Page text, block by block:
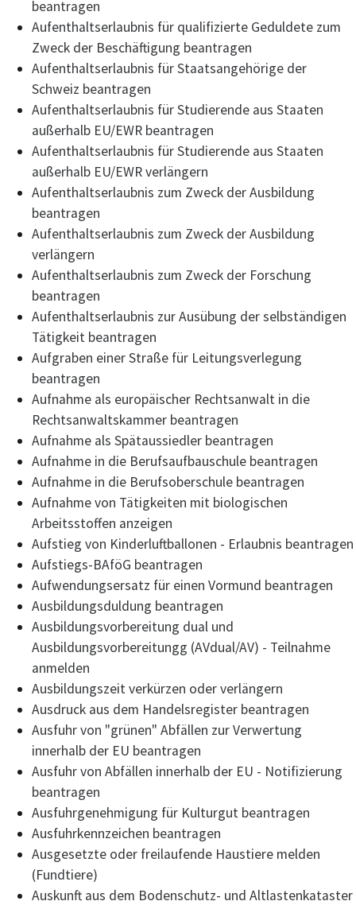
beantragen
Aufenthaltserlaubnis für qualifizierte Geduldete zum
Zweck der Beschäftigung beantragen
Aufenthaltserlaubnis für Staatsangehörige der
Schweiz beantragen
Aufenthaltserlaubnis für Studierende aus Staaten
außerhalb EU/EWR beantragen
Aufenthaltserlaubnis für Studierende aus Staaten
außerhalb EU/EWR verlängern
Aufenthaltserlaubnis zum Zweck der Ausbildung
beantragen
Aufenthaltserlaubnis zum Zweck der Ausbildung
verlängern
Aufenthaltserlaubnis zum Zweck der Forschung
beantragen
Aufenthaltserlaubnis zur Ausübung der selbständigen
Tätigkeit beantragen
Aufgraben einer Straße für Leitungsverlegung
beantragen
Aufnahme als europäischer Rechtsanwalt in die
Rechtsanwaltskammer beantragen
Aufnahme als Spätaussiedler beantragen
Aufnahme in die Berufsaufbauschule beantragen
Aufnahme in die Berufsoberschule beantragen
Aufnahme von Tätigkeiten mit biologischen
Arbeitsstoffen anzeigen
Aufstieg von Kinderluftballonen - Erlaubnis beantragen
Aufstiegs-BAföG beantragen
Aufwendungsersatz für einen Vormund beantragen
Ausbildungsduldung beantragen
Ausbildungsvorbereitung dual und
Ausbildungsvorbereitungg (AVdual/AV) - Teilnahme
anmelden
Ausbildungszeit verkürzen oder verlängern
Ausdruck aus dem Handelsregister beantragen
Ausfuhr von "grünen" Abfällen zur Verwertung
innerhalb der EU beantragen
Ausfuhr von Abfällen innerhalb der EU - Notifizierung
beantragen
Ausfuhrgenehmigung für Kulturgut beantragen
Ausfuhrkennzeichen beantragen
Ausgesetzte oder freilaufende Haustiere melden
(Fundtiere)
Auskunft aus dem Bodenschutz- und Altlastenkataster